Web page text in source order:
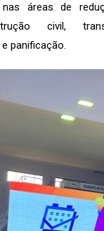
áreas de
civil,
panificação.